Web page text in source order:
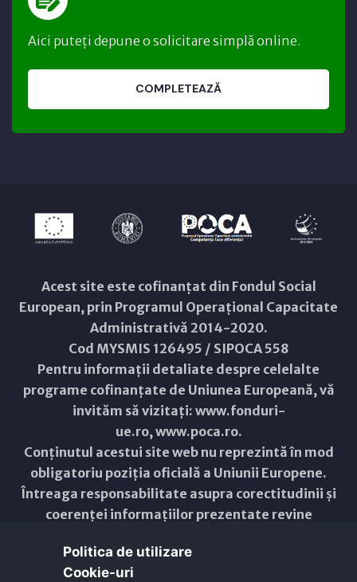
Aici puteți depune o solicitare simplă online.
COMPLETEAZĂ
Acest site este cofinanțat din Fondul Social
European, prin Programul Operațional Capacitate
Administrativă 2014-2020.
Cod MYSMIS 126495 / SIPOCA 558
Pentru informații detaliate despre celelalte
programe cofinanțate de Uniunea Europeană, vă
invităm să vizitați: www.fonduri-
ue.ro,www.poca.ro.
Conținutul acestui site web nu reprezintă în mod
obligatoriu poziția oficială a Uniunii Europene.
Întreaga responsabilitate asupra corectitudinii și
coerenței informațiilor prezentate revine
Copyright © 2021 - 2026 -
Politica de utilizare
Cookie-uri‎